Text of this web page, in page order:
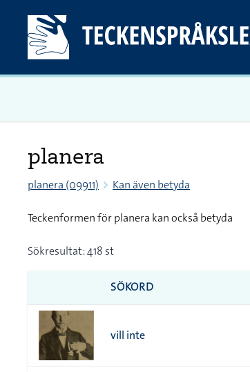
planera
planera (09911) Kan även betyda
Teckenformen för planera kan också betyda
Sökresultat: 418 st
SÖKORD
vill inte